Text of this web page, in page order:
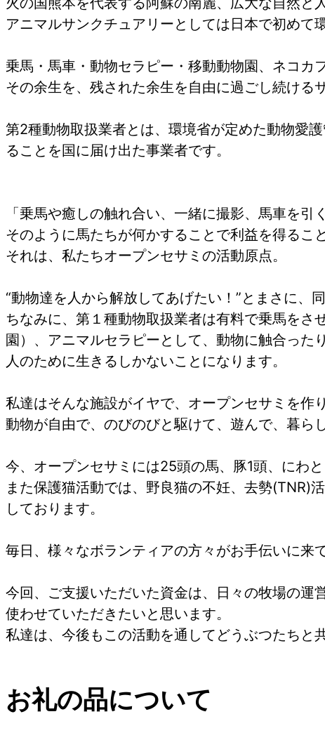
アニマルサンクチュアリーとしては日本で初めて
乗馬・馬車・動物セラピー・移動動物園、ネコカ
その余生を、残された余生を自由に過ごし続ける
第2種動物取扱業者とは、環境省が定めた動物愛
ることを国に届け出た事業者です。
「乗馬や癒しの触れ合い、一緒に撮影、馬車を引
そのように馬たちが何かすることで利益を得るこ
それは、私たちオープンセサミの活動原点。
“動物達を人から解放してあげたい！”とまさに、同
ちなみに、第１種動物取扱業者は有料で乗馬を
園）、アニマルセラピーとして、動物に触合った
人のために生きるしかないことになります。
私達はそんな施設がイヤで、オープンセサミを作
動物が自由で、のびのびと駆けて、遊んで、暮ら
今、オープンセサミには25頭の馬、豚1頭、にわ
また保護猫活動では、野良猫の不妊、去勢(TNR)
しております。
毎日、様々なボランティアの方々がお手伝いに来
今回、ご支援いただいた資金は、日々の牧場の運
使わせていただきたいと思います。
私達は、今後もこの活動を通してどうぶつたちと
お礼の品について